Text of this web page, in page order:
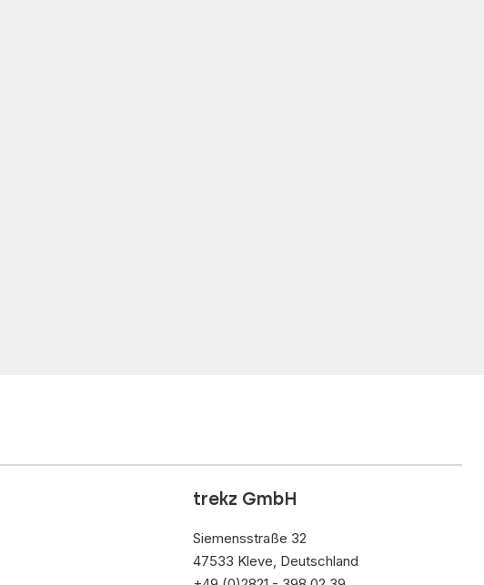
trekz GmbH
Siemensstraße 32
47533 Kleve, Deutschland